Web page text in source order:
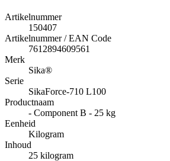
Artikelnummer
150407
Artikelnummer / EAN Code
7612894609561
Merk
Sika®
Serie
SikaForce-710 L100
Productnaam
- Component B - 25 kg
Eenheid
Kilogram
Inhoud
25 kilogram